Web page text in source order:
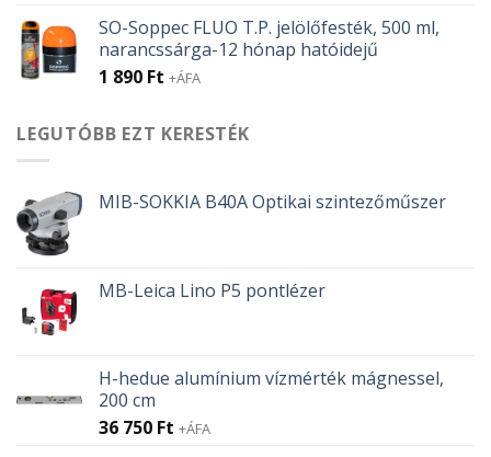
SO-Soppec FLUO T.P. jelölőfesték, 500 ml,
narancssárga-12 hónap hatóidejű
1 890 Ft +ÁFA
LEGUTÓBB EZT KERESTÉK
MIB-SOKKIA B40A Optikai szintezőműszer
MB-Leica Lino P5 pontlézer
H-hedue alumínium vízmérték mágnessel,
200 cm
36 750 Ft +ÁFA